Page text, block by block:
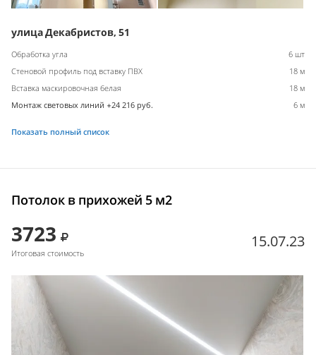
улица Декабристов, 51
Обработка угла
6 шт
Стеновой профиль под вставку ПВХ
18 м
Вставка маскировочная белая
18 м
Монтаж световых линий +24 216 руб.
6 м
Показать полный список
Потолок в прихожей 5 м2
3723
Итоговая стоимость
15.07.23